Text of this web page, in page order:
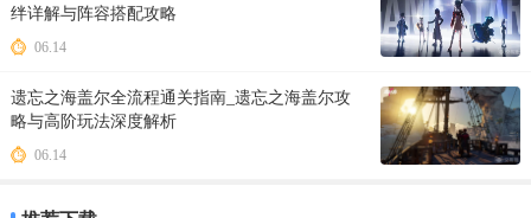
绊详解与阵容搭配攻略
06.14
遗忘之海盖尔全流程通关指南_遗忘之海盖尔攻
略与高阶玩法深度解析
06.14